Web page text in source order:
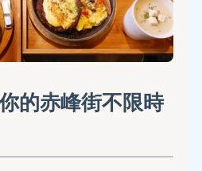
的赤峰街不限時